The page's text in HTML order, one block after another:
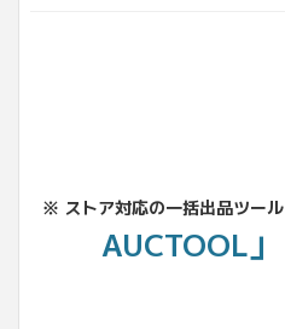
※ ストア対応の一括出品ツール
AUCTOOL」